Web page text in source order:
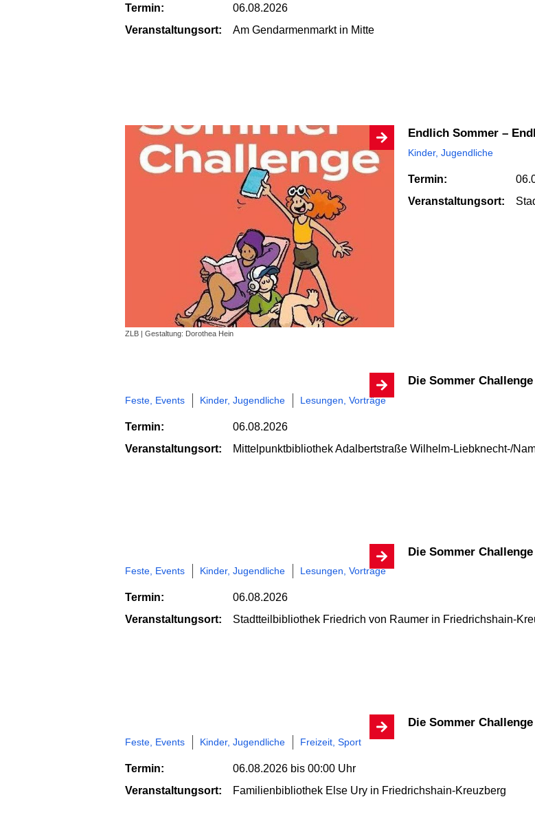
Termin:
06.08.2026
Veranstaltungsort:
Am Gendarmenmarktin Mitte
ZLB | Gestaltung: Dorothea Hein
Endlich Sommer –
Kinder, Jugendliche
Termin:
Veranstaltungsort:
Die Sommer
Feste, Events Kinder, Jugendliche Lesungen, Vorträge
Termin:
06.08.2026
Veranstaltungsort:
Mittelpunktbibliothek Adalbertstraße Wilhelm-Liebknecht-/
Die Sommer
Feste, Events Kinder, Jugendliche Lesungen, Vorträge
Termin:
06.08.2026
Veranstaltungsort:
Stadtteilbibliothek Friedrich von Raumer in Friedrichshain-
Die Sommer
Feste, Events Kinder, Jugendliche Freizeit, Sport
Termin: 06.08.2026 bis 00:00 Uhr
Veranstaltungsort:
Familienbibliothek Else Ury in Friedrichshain-Kreuzberg